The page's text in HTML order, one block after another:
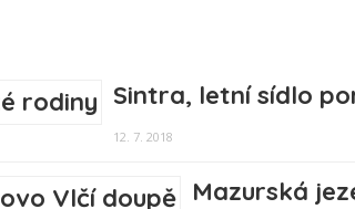
Sintra, letní sídlo
12. 7. 2018
Mazurská